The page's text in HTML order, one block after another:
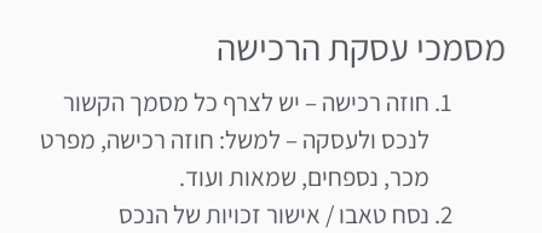
מסמכי עסקת הרכישה
חוזה רכישה – יש לצרף כל מסמך הקשור
לנכס ולעסקה – למשל: חוזה רכישה, מפרט
מכר, נספחים, שמאות ועוד.
נסח טאבו / אישור זכויות של הנכס